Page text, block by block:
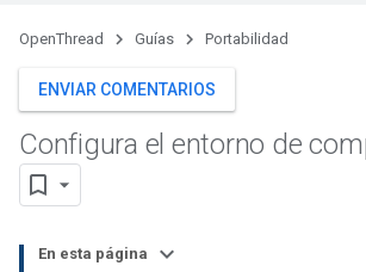
OpenThread Guías Portabilidad
ENVIAR COMENTARIOS
Configura el entorno de
En esta página